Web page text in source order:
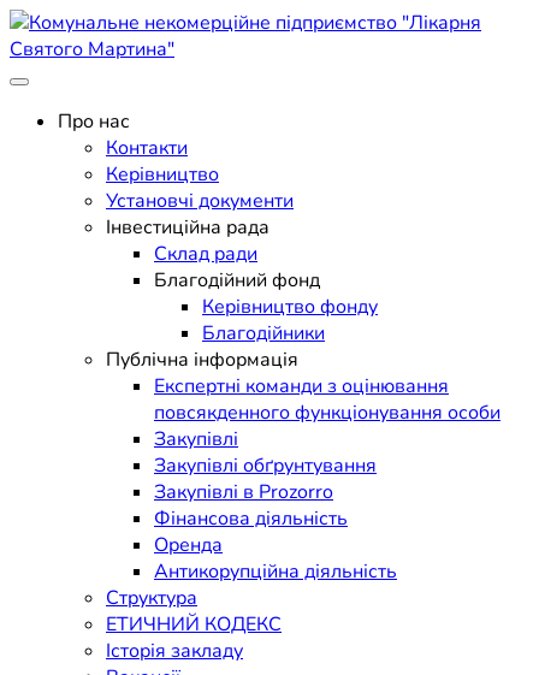
Skip
to
content
Комунальне некомерційне
підприємство "Лікарня
Святого Мартина"
Поліклініка Мукачево
Про нас
Контакти
Керівництво
Установчі документи
Інвестиційна рада
Склад ради
Благодійний фонд
Керівництво фонду
Благодійники
Публічна інформація
Експертні команди з оцінювання
повсякденного функціонування особи
Закупівлі
Закупівлі обґрунтування
Закупівлі в Prozorro
Фінансова діяльність
Оренда
Антикорупційна діяльність
Структура
ЕТИЧНИЙ КОДЕКС
Історія закладу